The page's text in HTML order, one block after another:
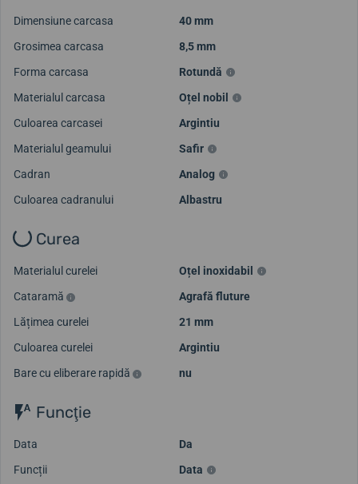
Dimensiune carcasa
40 mm
Grosimea carcasa
8,5 mm
Forma carcasa
Rotundă
Materialul carcasa
Oțel nobil
Culoarea carcasei
Argintiu
Materialul geamului
Safir
Cadran
Analog
Culoarea cadranului
Albastru
Curea
Materialul curelei
Oțel inoxidabil
Cataramă
Agrafă fluture
Lățimea curelei
21 mm
Culoarea curelei
Argintiu
Bare cu eliberare rapidă
nu
Funcţie
Data
Da
Funcții
Data